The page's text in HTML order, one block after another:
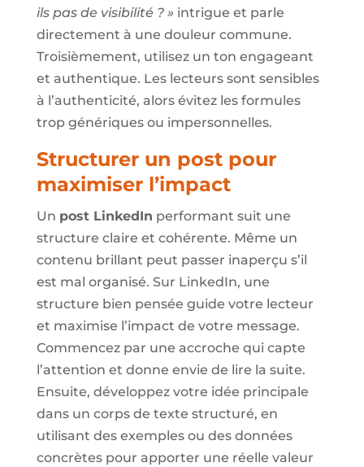
ils pas de visibilité ? »intrigue et parle
directement à une douleur commune.
Troisièmement, utilisez un ton engageant
et authentique. Les lecteurs sont sensibles
à l’authenticité, alors évitez les formules
trop génériques ou impersonnelles.
Structurer un post pour
maximiser l’impact
Un post LinkedIn performant suit une
structure claire et cohérente. Même un
contenu brillant peut passer inaperçu s’il
est mal organisé. Sur LinkedIn, une
structure bien pensée guide votre lecteur
et maximise l’impact de votre message.
Commencez par une accroche qui capte
l’attention et donne envie de lire la suite.
Ensuite, développez votre idée principale
dans un corps de texte structuré, en
utilisant des exemples ou des données
concrètes pour apporter une réelle valeur